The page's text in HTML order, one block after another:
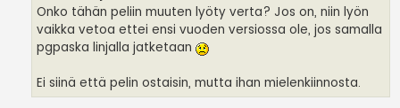
Onko tähän peliin muuten lyöty verta? Jos on, niin lyön
vaikka vetoa ettei ensi vuoden versiossa ole, jos samalla
pgpaska linjalla jatketaan
Ei siinä että pelin ostaisin, mutta ihan mielenkiinnosta.